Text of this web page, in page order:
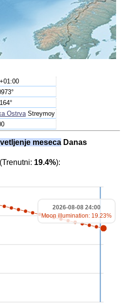
Ostrva Streymoy
mesecaDanas
19.4%):
2026-08-08 24:00
Moon illumination: 19.23%